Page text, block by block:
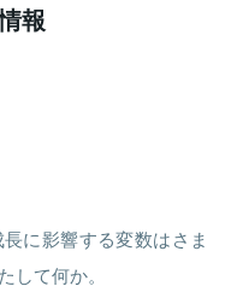
報
に影響する変数はさま
して何か。